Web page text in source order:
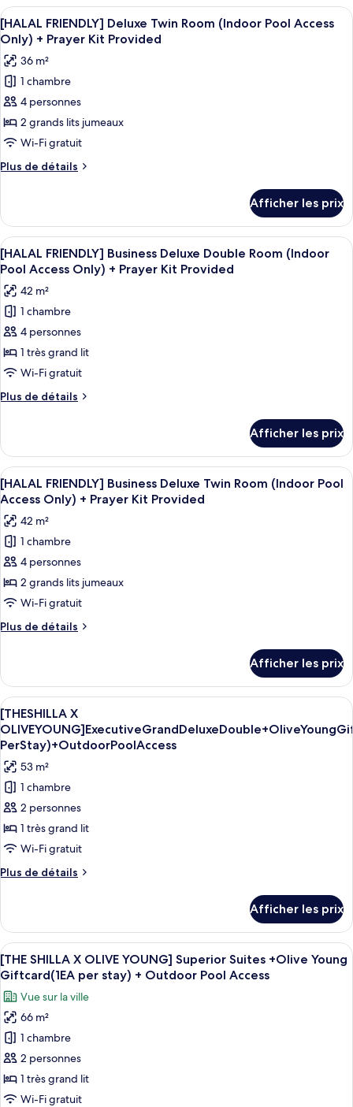
Room
(Indoor
Pool
Access
Only)
+
Prayer
Kit
Provided
FRIENDLY]
Deluxe
Double
Room
(Indoor
Pool
Access
Only)
+
Kit
Provided
Afficher
toutes
les
photos
pour
ce
type
de
chambre :
[HALAL
Deluxe
Twin
Room
(Indoor
Pool
Access
Only)
+
Prayer
Kit
Provided
Un livre dont la couverture sombre
3
[HALAL FRIENDLY] Deluxe Twin Room (Indoor Pool Access
Only) + Prayer Kit Provided
36 m²
1 chambre
4 personnes
2 grands lits jumeaux
Wi-Fi gratuit
Plus de détails
Plus
[HALAL
FRIENDLY]
Deluxe
Twin
(Indoor
Pool
Access
Only)
+
Kit
Provided
Afficher les prix
Afficher
toutes
les
photos
pour
ce
type
de
chambre :
[HALAL
Business
Deluxe
Double
Room
(Indoor
Pool
Access
Only)
+
Prayer
Kit
Un livre dont la couverture sombre
5
[HALAL FRIENDLY] Business Deluxe Double Room (Indoor
Pool Access Only) + Prayer Kit Provided
42 m²
1 chambre
4 personnes
1 très grand lit
Wi-Fi gratuit
Plus de détails
Plus
[HALAL
FRIENDLY]
Business
Deluxe
Room
(Indoor
Pool
Access
Only)
Prayer
Kit
Provided
Afficher les prix
Afficher
toutes
les
photos
pour
ce
type
de
chambre :
[HALAL
Business
Deluxe
Twin
Room
(Indoor
Pool
Access
Only)
+
Prayer
Kit
Provided
Un livre dont la couverture sombre
4
[HALAL FRIENDLY] Business Deluxe Twin Room (Indoor Pool
Access Only) + Prayer Kit Provided
42 m²
1 chambre
4 personnes
2 grands lits jumeaux
Wi-Fi gratuit
Plus de détails
Plus
[HALAL
FRIENDLY]
Business
Deluxe
Twin
Room
(Indoor
Pool
Access
Only)
+
Kit
Provided
Afficher les prix
Afficher
toutes
les
photos
pour
ce
type
de
chambre :
[THESHILLA
PerStay)+OutdoorPoolAccess
Une chambre d’hôtel avec un grand
4
[THESHILLA X
PerStay)+OutdoorPoolAccess
53 m²
1 chambre
2 personnes
1 très grand lit
Wi-Fi gratuit
Plus de détails
Plus
[THESHILLA
X
PerStay)+OutdoorPoolAccess
Afficher les prix
Afficher
toutes
les
photos
pour
ce
type
de
chambre :
Une chambre d’hôtel moderne avec
5
[THE SHILLA X OLIVE YOUNG] Superior Suites +Olive Young
Giftcard(1EA per stay) + Outdoor Pool Access
Vue sur la ville
66 m²
1 chambre
2 personnes
1 très grand lit
Wi-Fi gratuit